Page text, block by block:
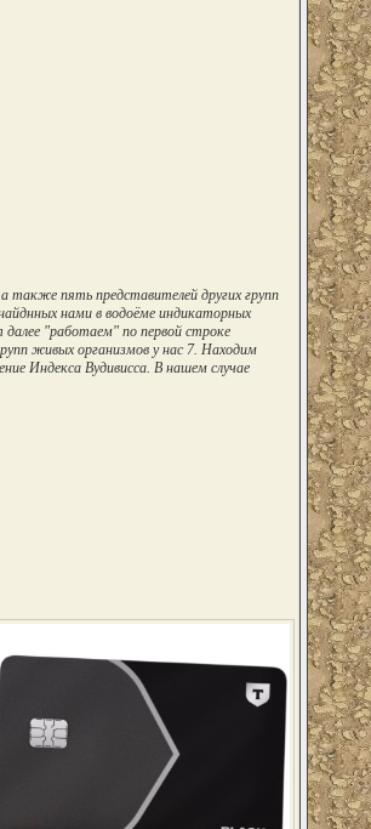
также пять представителей других групп
нами в водоёме индикаторных
"работаем" по первой строке
живых организмов у нас 7. Находим
Индекса Вудивисса. В нашем случае